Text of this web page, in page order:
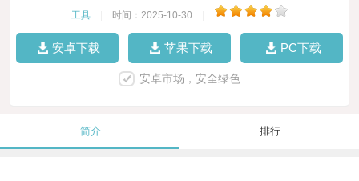
工具 时间：2025-10-30
安卓下载 苹果下载 PC下载
安卓市场，安全绿色
简介 排行